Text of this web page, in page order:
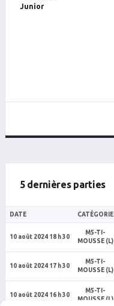
Junior
5 dernières parties
DATE CATÉGORIE
10 août 2024 18 h 30
M5-TI-
MOUSSE (L)
10 août 2024 17 h 30
M5-TI-
MOUSSE (L)
10 août 2024 16 h 30
M5-TI-
MOUSSE (L)